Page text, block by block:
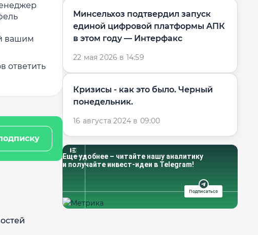
вашим
ответить
Минсельхоз подтвердил запуск
единой цифровой платформы АПК
в этом году — Интерфакс
22 мая 2026 в 14:59
Кризисы - как это было. Черный
понедельник.
16 августа 2024 в 09:00
Еще удобнее – читайте нашу аналитику
и получайте инвест-идеи в Telegram!
Подписаться